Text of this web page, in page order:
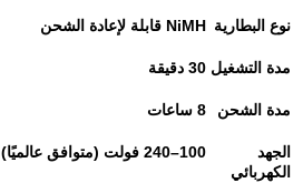
نوع البطارية NiMH قابلة لإعادة الشحن
مدة التشغيل 30 دقيقة
مدة الشحن 8 ساعات
الجهد
الكهربائي
100–240 فولت (متوافق عالميًا)